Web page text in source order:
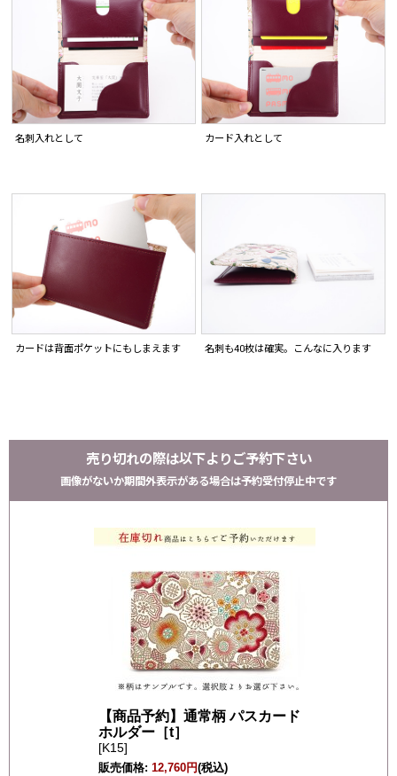
名刺入れとして カード入れとして
カードは背面ポケットにもしまえます 名刺も40枚は確実。こんなに入ります
売り切れの際は以下よりご予約下さい
画像がないか期間外表示がある場合は予約受付停止中です